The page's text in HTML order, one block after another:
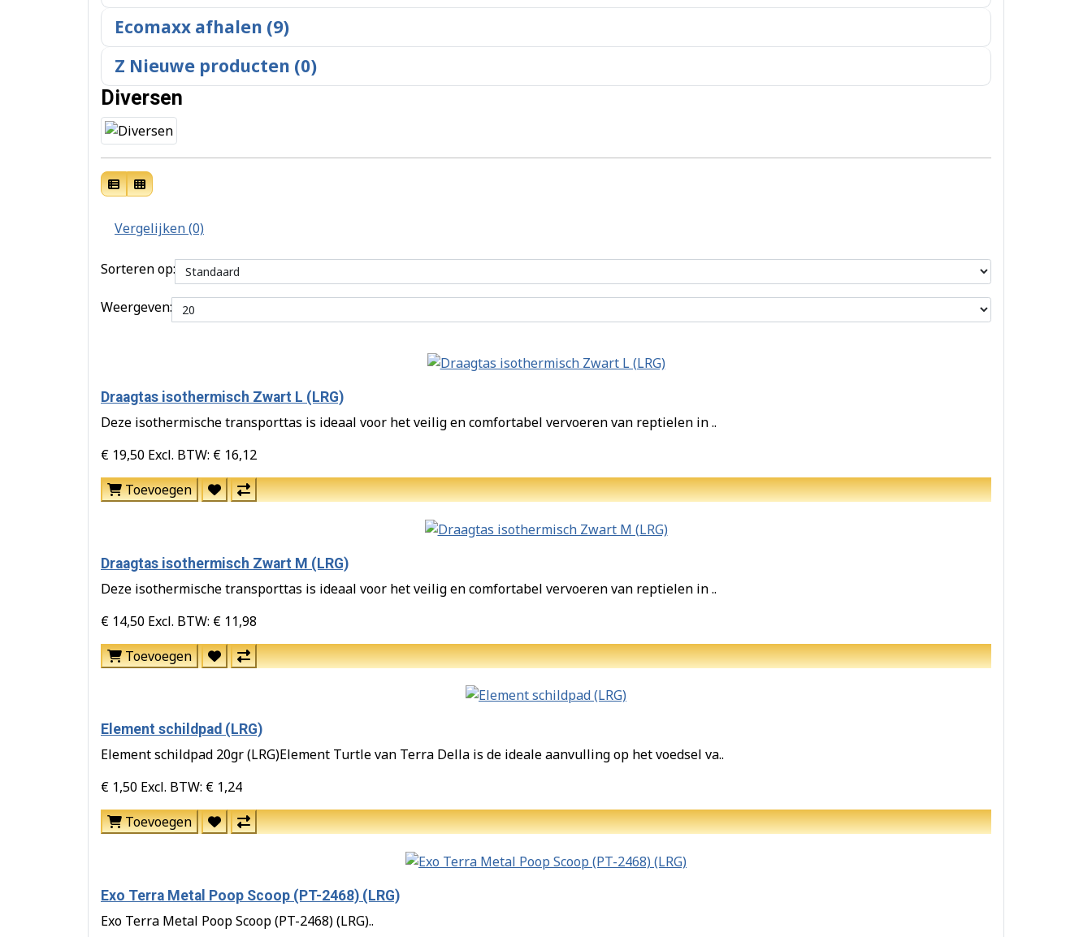
Ecomaxx afhalen (9)
Z Nieuwe producten (0)
Diversen
Vergelijken (0)
Sorteren op:
Weergeven:
Draagtas isothermisch Zwart L (LRG)
Deze isothermische transporttas is ideaal voor het veilig en comfortabel vervoeren van reptielen in ..
€ 19,50 Excl. BTW: € 16,12
Toevoegen
Draagtas isothermisch Zwart M (LRG)
Deze isothermische transporttas is ideaal voor het veilig en comfortabel vervoeren van reptielen in ..
€ 14,50 Excl. BTW: € 11,98
Toevoegen
Element schildpad (LRG)
Element schildpad 20gr (LRG)Element Turtle van Terra Della is de ideale aanvulling op het voedsel va..
€ 1,50 Excl. BTW: € 1,24
Toevoegen
Exo Terra Metal Poop Scoop (PT-2468) (LRG)
Exo Terra Metal Poop Scoop (PT-2468) (LRG)..